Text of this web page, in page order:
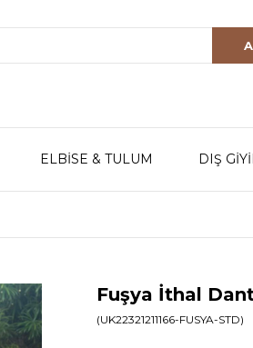
ELBİSE & TULUM DIŞ
Fuşya İthal
(UK22321211166-FUSYA-STD)